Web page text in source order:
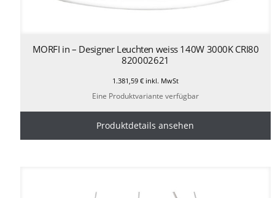
MORFI in – Designer Leuchten weiss 140W 3000K CRI80
820002621
1.381,59 €inkl. MwSt
Eine Produktvariante verfügbar
Produktdetails ansehen